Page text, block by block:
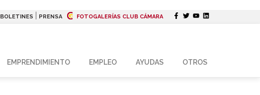
BOLETINES PRENSA FOTOGALERÍAS CLUB CÁMARA
EMPRENDIMIENTO EMPLEO AYUDAS OTROS